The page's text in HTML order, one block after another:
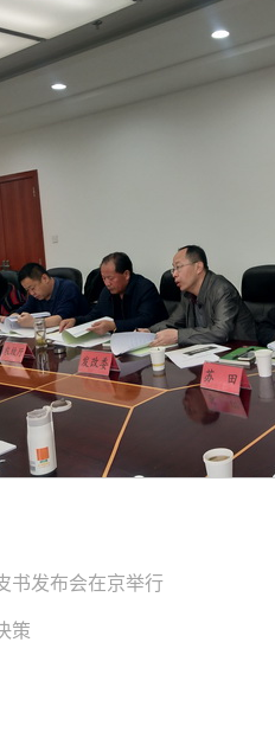
书发布会在京举行
策